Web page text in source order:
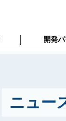
開発
ニュー